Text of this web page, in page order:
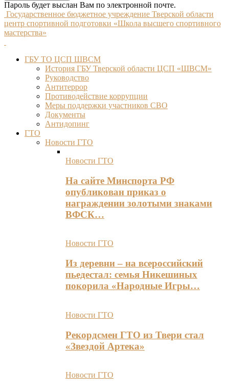
Пароль будет выслан Вам по электронной почте.
Государственное бюджетное учреждение Тверской области
центр спортивной подготовки «Школа высшего спортивного
мастерства»
ГБУ ТО ЦСП ШВСМ
История ГБУ Тверской области ЦСП «ШВСМ»
Руководство
Антитеррор
Противодействие коррупции
Меры поддержки участников СВО
Документы
Антидопинг
ГТО
Новости ГТО
Новости ГТО
На сайте Минспорта РФ
опубликован приказ о
награждении золотыми знаками
ВФСК…
Новости ГТО
Из деревни – на всероссийский
пьедестал: семья Никешиных
покорила «Народные Игры…
Новости ГТО
Рекордсмен ГТО из Твери стал
«Звездой Артека»
Новости ГТО